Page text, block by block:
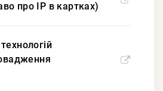
про IP в картках)